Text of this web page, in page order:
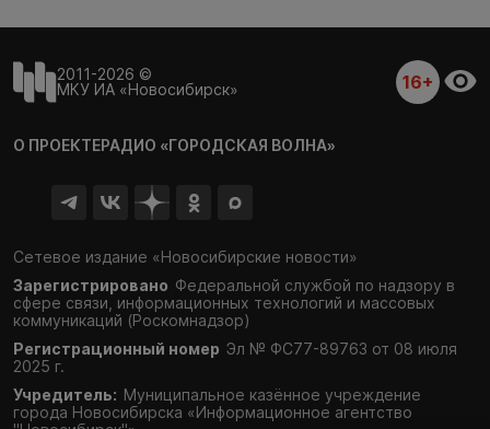
2011-2026 ©
МКУ ИА «Новосибирск»
16+
О ПРОЕКТЕРАДИО «ГОРОДСКАЯ ВОЛНА»
Сетевое издание «Новосибирские новости»
Зарегистрировано Федеральной службой по надзору в
сфере связи, информационных технологий и массовых
коммуникаций (Роскомнадзор)
Регистрационный номер Эл № ФС77-89763 от 08 июля
2025 г.
Учредитель: Муниципальное казённое учреждение
города Новосибирска «Информационное агентство